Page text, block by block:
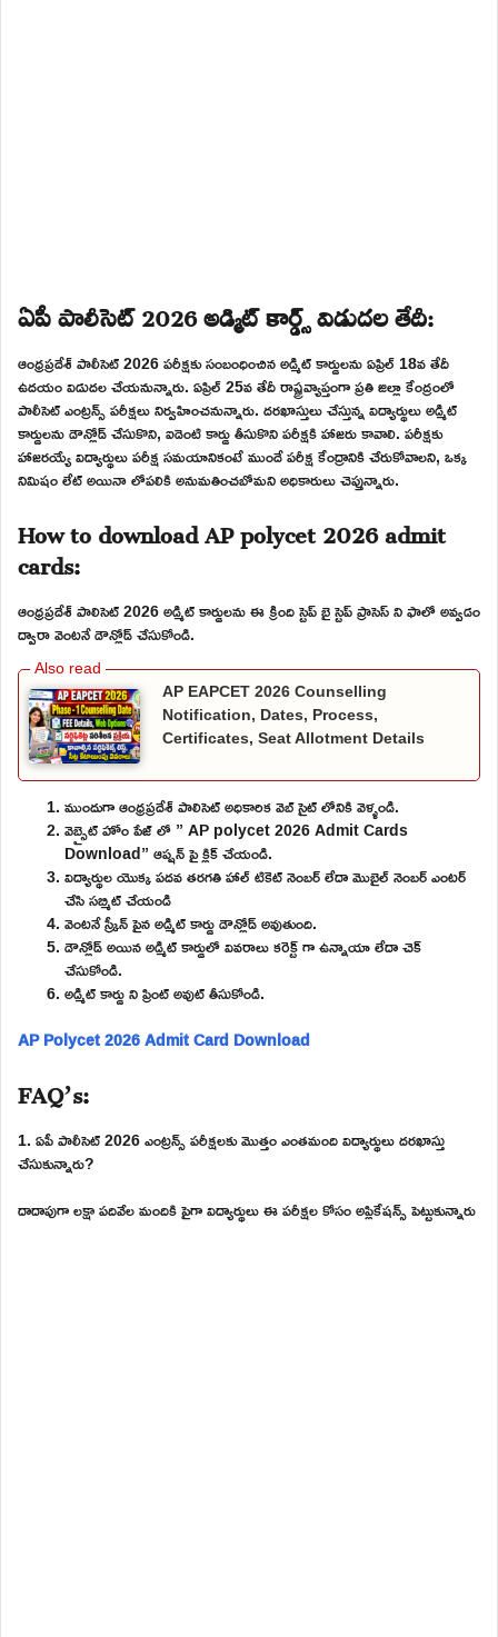
ఏపీ పాలీసెట్ 2026 అడ్మిట్ కార్డ్స్ విడుదల తేదీ:
ఆంధ్రప్రదేశ్ పాలీసెట్ 2026 పరీక్షకు సంబంధించిన అడ్మిట్ కార్డులను ఏప్రిల్ 18వ తేదీ
ఉదయం విడుదల చేయనున్నారు. ఏప్రిల్ 25వ తేదీ రాష్ట్రవ్యాప్తంగా ప్రతి జిల్లా కేంద్రంలో
పాలీసెట్ ఎంట్రన్స్ పరీక్షలు నిర్వహించనున్నారు. దరఖాస్తులు చేస్తున్న విద్యార్థులు అడ్మిట్
కార్డులను డౌన్లోడ్ చేసుకొని, ఐడెంటి కార్డు తీసుకొని పరీక్షకి హాజరు కావాలి. పరీక్షకు
హాజరయ్యే విద్యార్థులు పరీక్ష సమయానికంటే ముందే పరీక్ష కేంద్రానికి చేరుకోవాలని, ఒక్క
నిమిషం లేట్ అయినా లోపలికి అనుమతించబోమని అధికారులు చెప్తున్నారు.
How to download AP polycet 2026 admit
cards:
ఆంధ్రప్రదేశ్ పాలిసెట్ 2026 అడ్మిట్ కార్డులను ఈ క్రింది స్టెప్ బై స్టెప్ ప్రాసెస్ ని ఫాలో అవ్వడం
ద్వారా వెంటనే డౌన్లోడ్ చేసుకోండి.
AP EAPCET 2026 Counselling
Notification, Dates, Process,
Certificates, Seat Allotment Details
ముందుగా ఆంధ్రప్రదేశ్ పాలిసెట్ అధికారిక వెబ్ సైట్ లోనికి వెళ్ళండి.
వెబ్సైట్ హోం పేజ్ లో ” AP polycet 2026 Admit Cards
Download” ఆప్షన్ పై క్లిక్ చేయండి.
విద్యార్థుల యొక్క పదవ తరగతి హాల్ టికెట్ నెంబర్ లేదా మొబైల్ నెంబర్ ఎంటర్
చేసి సబ్మిట్ చేయండి
వెంటనే స్క్రీన్ పైన అడ్మిట్ కార్డు డౌన్లోడ్ అవుతుంది.
డౌన్లోడ్ అయిన అడ్మిట్ కార్డులో వివరాలు కరెక్ట్ గా ఉన్నాయా లేదా చెక్
చేసుకోండి.
అడ్మిట్ కార్డు ని ప్రింట్ అవుట్ తీసుకోండి.
AP Polycet 2026 Admit Card Download
FAQ’s:
1. ఏపీ పాలీసెట్ 2026 ఎంట్రన్స్ పరీక్షలకు మొత్తం ఎంతమంది విద్యార్థులు దరఖాస్తు
చేసుకున్నారు?
దాదాపుగా లక్షా పదివేల మందికి పైగా విద్యార్థులు ఈ పరీక్షల కోసం అప్లికేషన్స్ పెట్టుకున్నారు